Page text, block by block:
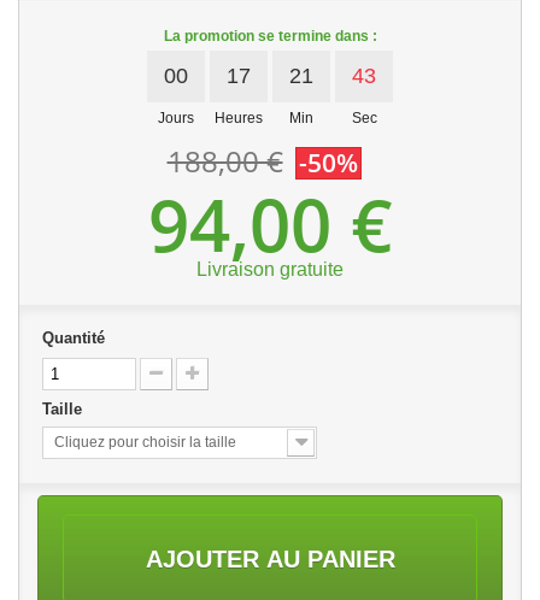
La promotion se termine dans :
00
Jours
17
Heures
21
Min
43
Sec
188,00 € -50%
94,00 €
Livraison gratuite
Quantité
Taille
Cliquez pour choisir la taille
AJOUTER AU PANIER